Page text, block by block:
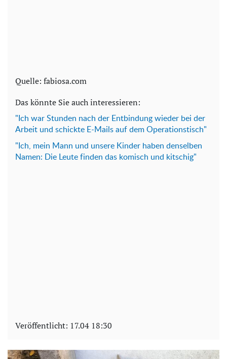
Quelle: fabiosa.com
Das könnte Sie auch interessieren:
"Ich war Stunden nach der Entbindung wieder bei der
Arbeit und schickte E-Mails auf dem Operationstisch"
"Ich, mein Mann und unsere Kinder haben denselben
Namen: Die Leute finden das komisch und kitschig"
Veröffentlicht: 17.04 18:30